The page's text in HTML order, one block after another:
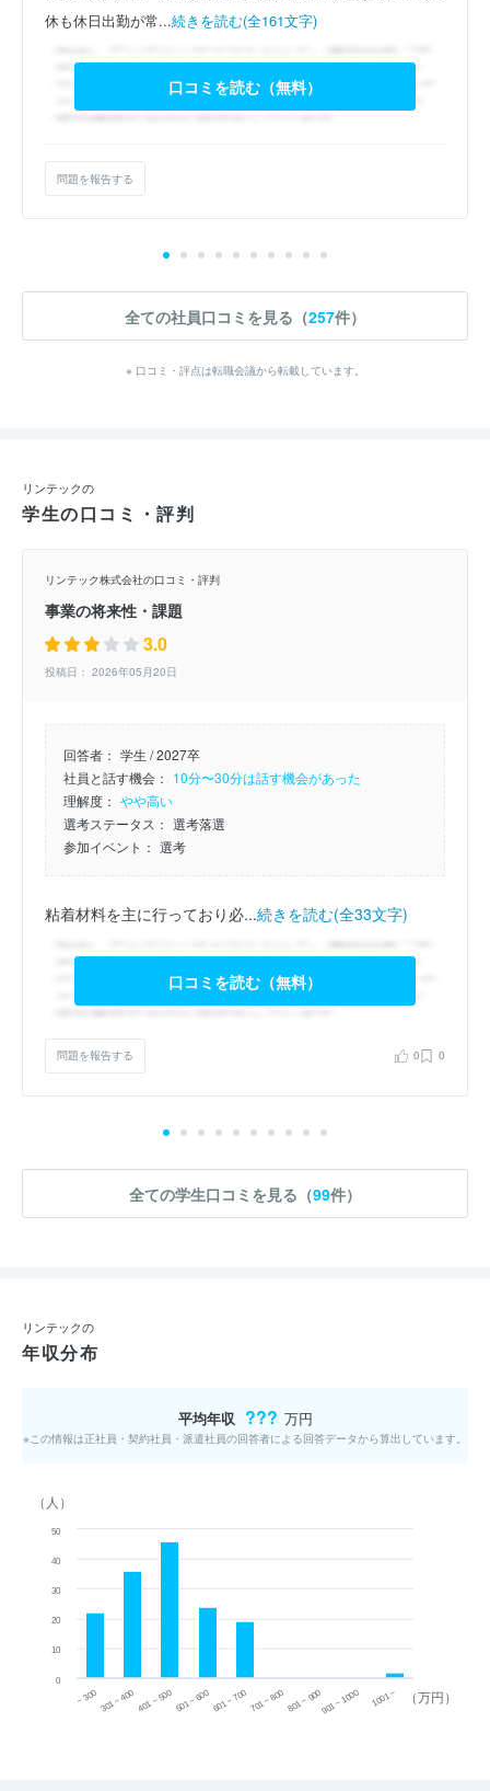
休も休日出勤が常...続きを読む(全161文字)
口コミを読む（無料）
問題を報告する
全ての社員口コミを見る（257件）
※ 口コミ・評点は転職会議から転載しています。
リンテックの
学生の口コミ・評判
リンテック株式会社の口コミ・評判
事業の将来性・課題
3.0
投稿日： 2026年05月20日
回答者： 学生 / 2027卒
社員と話す機会： 10分〜30分は話す機会があった
理解度： やや高い
選考ステータス： 選考落選
参加イベント： 選考
粘着材料を主に行っており必...続きを読む(全33文字)
口コミを読む（無料）
問題を報告する 0 0
全ての学生口コミを見る（99件）
リンテックの
年収分布
平均年収 ??? 万円
※この情報は正社員・契約社員・派遣社員の回答者による回答データから算出しています。
（万円）
（人）
~ 300 301 ~ 400 401 ~ 500501 ~ 600601 ~ 700701 ~ 800801 ~ 900901 ~ 1000 1001 ~
0
10
20
30
40
50